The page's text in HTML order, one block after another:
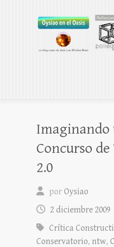
Oysiao en
Imaginando
Concurso
2.0
porOysiao
2 diciembre 2009
Crítica
Conservatorio, ntw,